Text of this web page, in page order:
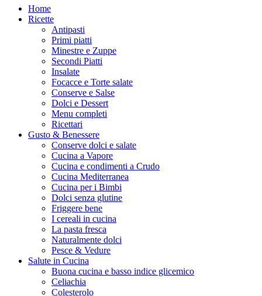
Home
Ricette
Antipasti
Primi piatti
Minestre e Zuppe
Secondi Piatti
Insalate
Focacce e Torte salate
Conserve e Salse
Dolci e Dessert
Menu completi
Ricettari
Gusto & Benessere
Conserve dolci e salate
Cucina a Vapore
Cucina e condimenti a Crudo
Cucina Mediterranea
Cucina per i Bimbi
Dolci senza glutine
Friggere bene
I cereali in cucina
La pasta fresca
Naturalmente dolci
Pesce & Vedure
Salute in Cucina
Buona cucina e basso indice glicemico
Celiachia
Colesterolo